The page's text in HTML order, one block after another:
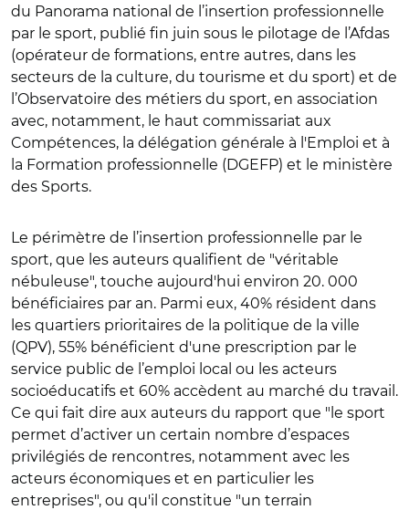
du Panorama national de l’insertion professionnelle
par le sport, publié fin juin sous le pilotage de l’Afdas
(opérateur de formations, entre autres, dans les
secteurs de la culture, du tourisme et du sport) et de
l’Observatoire des métiers du sport, en association
avec, notamment, le haut commissariat aux
Compétences, la délégation générale à l'Emploi et à
la Formation professionnelle (DGEFP) et le ministère
des Sports.
Le périmètre de l’insertion professionnelle par le
sport, que les auteurs qualifient de "véritable
nébuleuse", touche aujourd'hui environ 20. 000
bénéficiaires par an. Parmi eux, 40% résident dans
les quartiers prioritaires de la politique de la ville
(QPV), 55% bénéficient d'une prescription par le
service public de l’emploi local ou les acteurs
socioéducatifs et 60% accèdent au marché du travail.
Ce qui fait dire aux auteurs du rapport que "le sport
permet d’activer un certain nombre d’espaces
privilégiés de rencontres, notamment avec les
acteurs économiques et en particulier les
entreprises", ou qu'il constitue "un terrain